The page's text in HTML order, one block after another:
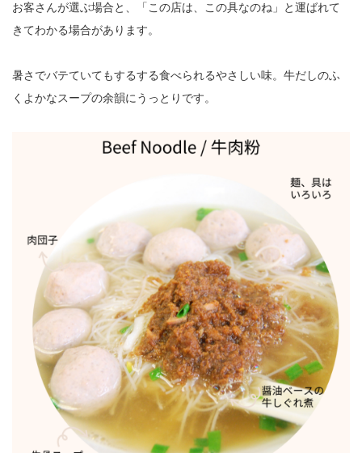
お客さんが選ぶ場合と、「この店は、この具なのね」と運ばれて
きてわかる場合があります。
暑さでバテていてもするする食べられるやさしい味。牛だしのふ
くよかなスープの余韻にうっとりです。